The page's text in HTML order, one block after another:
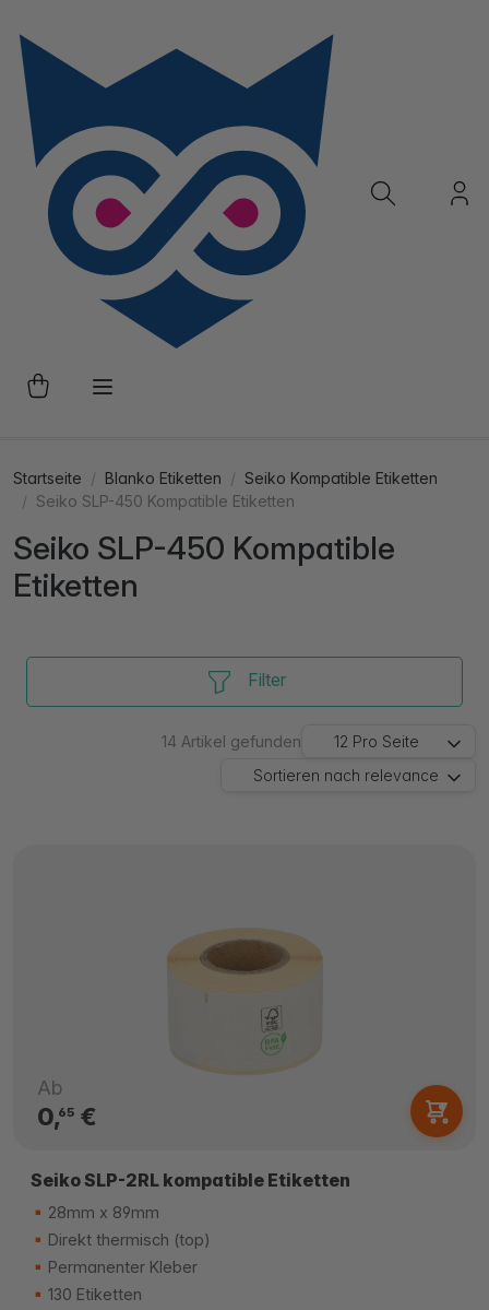
Startseite Blanko Etiketten
Seiko Kompatible Etiketten
Seiko SLP-450 Kompatible Etiketten
Seiko SLP-450 Kompatible
Etiketten
Filter
14 Artikel gefunden 12 Pro Seite
Sortieren nach relevance
Ab
0,65€
Seiko SLP-2RL kompatible Etiketten
28mm x 89mm
Direkt thermisch (top)
Permanenter Kleber
130 Etiketten